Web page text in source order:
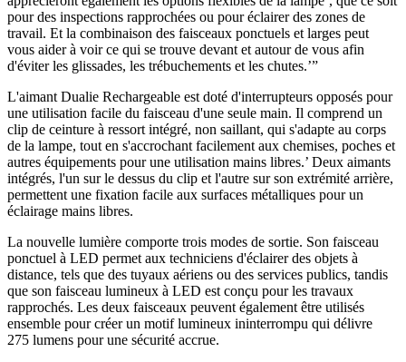
pour des inspections rapprochées ou pour éclairer des zones de
travail. Et la combinaison des faisceaux ponctuels et larges peut
vous aider à voir ce qui se trouve devant et autour de vous afin
d'éviter les glissades, les trébuchements et les chutes.’”
L'aimant Dualie Rechargeable est doté d'interrupteurs opposés pour
une utilisation facile du faisceau d'une seule main. Il comprend un
clip de ceinture à ressort intégré, non saillant, qui s'adapte au corps
de la lampe, tout en s'accrochant facilement aux chemises, poches et
autres équipements pour une utilisation mains libres.’ Deux aimants
intégrés, l'un sur le dessus du clip et l'autre sur son extrémité arrière,
permettent une fixation facile aux surfaces métalliques pour un
éclairage mains libres.
La nouvelle lumière comporte trois modes de sortie. Son faisceau
ponctuel à LED permet aux techniciens d'éclairer des objets à
distance, tels que des tuyaux aériens ou des services publics, tandis
que son faisceau lumineux à LED est conçu pour les travaux
rapprochés. Les deux faisceaux peuvent également être utilisés
ensemble pour créer un motif lumineux ininterrompu qui délivre
275 lumens pour une sécurité accrue.